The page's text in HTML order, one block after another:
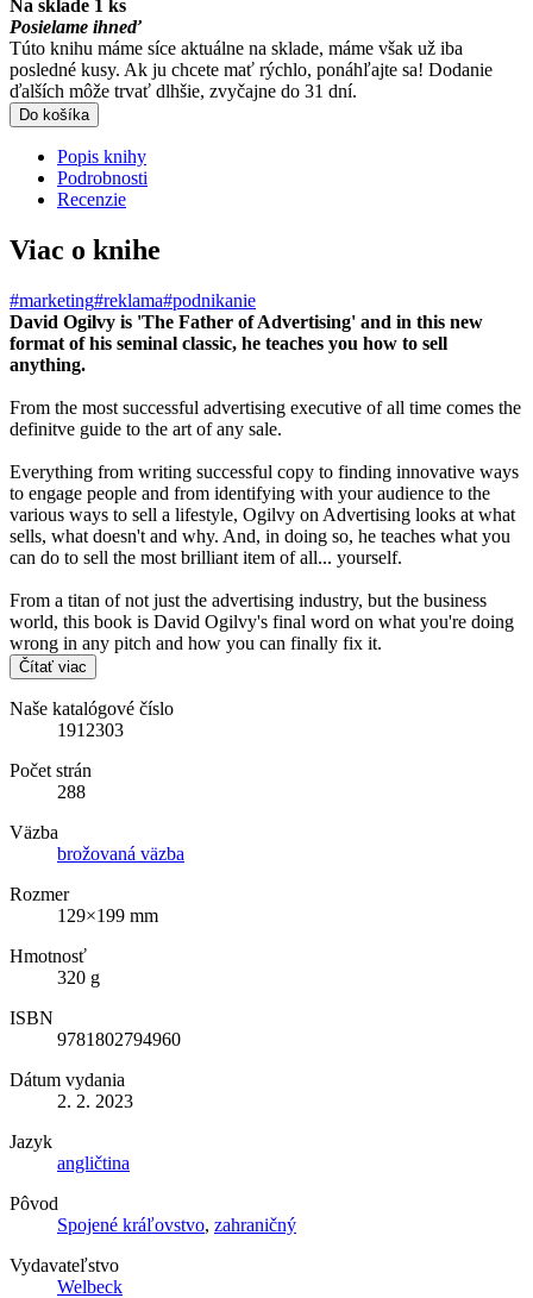
Na sklade 1 ks
Posielame ihneď
Túto knihu máme síce aktuálne na sklade, máme však už iba
posledné kusy. Ak ju chcete mať rýchlo, ponáhľajte sa! Dodanie
ďalších môže trvať dlhšie, zvyčajne do 31 dní.
Do košíka
Popis knihy
Podrobnosti
Recenzie
Viac o knihe
#marketing#reklama#podnikanie
David Ogilvy is 'The Father of Advertising' and in this new
format of his seminal classic, he teaches you how to sell
anything.
From the most successful advertising executive of all time comes the
definitve guide to the art of any sale.
Everything from writing successful copy to finding innovative ways
to engage people and from identifying with your audience to the
various ways to sell a lifestyle, Ogilvy on Advertising looks at what
sells, what doesn't and why. And, in doing so, he teaches what you
can do to sell the most brilliant item of all... yourself.
From a titan of not just the advertising industry, but the business
world, this book is David Ogilvy's final word on what you're doing
wrong in any pitch and how you can finally fix it.
Čítať viac
Naše katalógové číslo
1912303
Počet strán
288
Väzba
brožovaná väzba
Rozmer
129×199 mm
Hmotnosť
320 g
ISBN
9781802794960
Dátum vydania
2. 2. 2023
Jazyk
angličtina
Pôvod
Spojené kráľovstvo, zahraničný
Vydavateľstvo
Welbeck